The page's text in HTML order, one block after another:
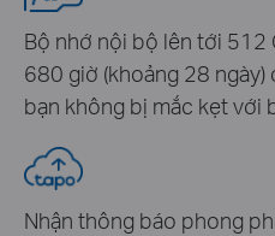
Bộ nhớ nội bộ lên tới 512
680 giờ (khoảng 28 ngày)
bạn không bị mắc kẹt với
Nhận thông báo phong